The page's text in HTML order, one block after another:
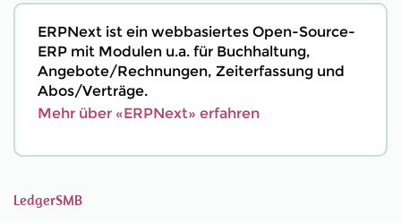
ERPNext ist ein webbasiertes Open-Source-
ERP mit Modulen u.a. für Buchhaltung,
Angebote/Rechnungen, Zeiterfassung und
Abos/Verträge.
Mehr über «ERPNext» erfahren
LedgerSMB